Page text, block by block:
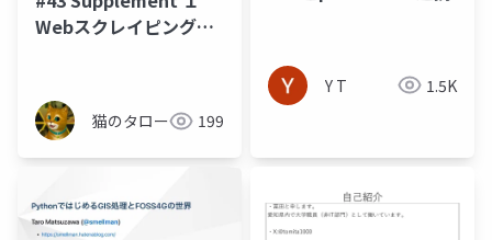
Webスクレイピングの
猫のタロー 199
Y T 1.5K